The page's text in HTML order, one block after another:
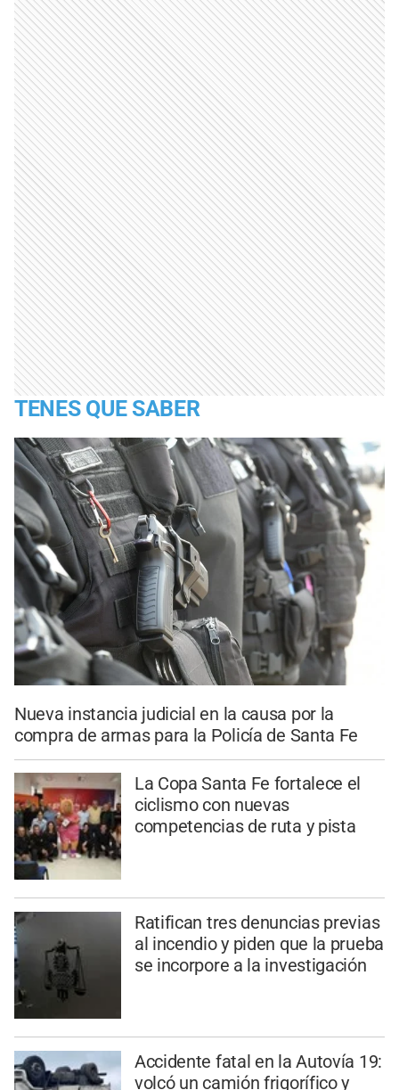
TENES QUE SABER
Nueva instancia judicial en la causa por la
compra de armas para la Policía de Santa Fe
La Copa Santa Fe fortalece el
ciclismo con nuevas
competencias de ruta y pista
Ratifican tres denuncias previas
al incendio y piden que la prueba
se incorpore a la investigación
Accidente fatal en la Autovía 19:
volcó un camión frigorífico y